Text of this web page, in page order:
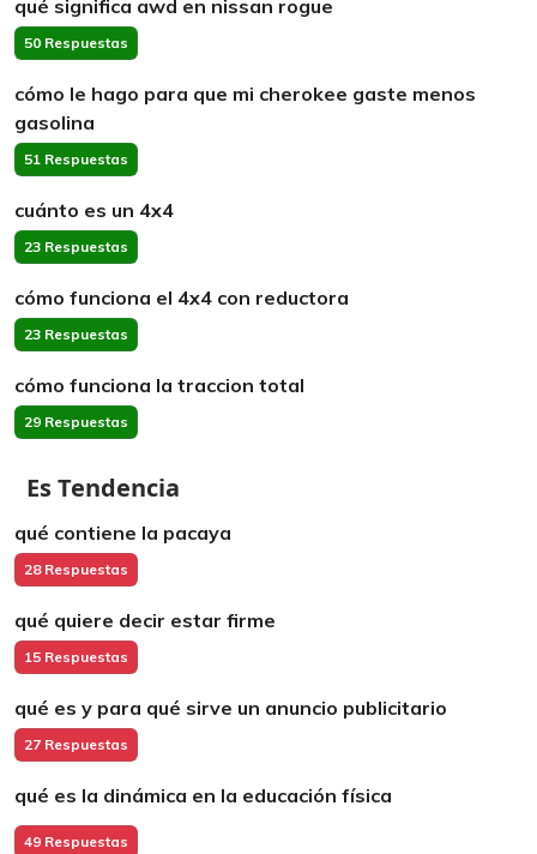
qué significa awd en nissan rogue
50 Respuestas
cómo le hago para que mi cherokee gaste menos
gasolina
51 Respuestas
cuánto es un 4x4
23 Respuestas
cómo funciona el 4x4 con reductora
23 Respuestas
cómo funciona la traccion total
29 Respuestas
Es Tendencia
qué contiene la pacaya
28 Respuestas
qué quiere decir estar firme
15 Respuestas
qué es y para qué sirve un anuncio publicitario
27 Respuestas
qué es la dinámica en la educación física
49 Respuestas